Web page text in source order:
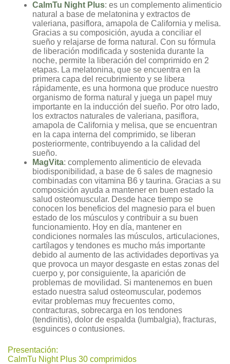
CalmTu Night Plus: es un complemento alimenticio
natural a base de melatonina y extractos de
valeriana, pasiflora, amapola de California y melisa.
Gracias a su composición, ayuda a conciliar el
sueño y relajarse de forma natural. Con su fórmula
de liberación modificada y sostenida durante la
noche, permite la liberación del comprimido en 2
etapas. La melatonina, que se encuentra en la
primera capa del recubrimiento y se libera
rápidamente, es una hormona que produce nuestro
organismo de forma natural y juega un papel muy
importante en la inducción del sueño. Por otro lado,
los extractos naturales de valeriana, pasiflora,
amapola de California y melisa, que se encuentran
en la capa interna del comprimido, se liberan
posteriormente, contribuyendo a la calidad del
sueño.
MagVita: complemento alimenticio de elevada
biodisponibilidad, a base de 6 sales de magnesio
combinadas con vitamina B6 y taurina. Gracias a su
composición ayuda a mantener en buen estado la
salud osteomuscular. Desde hace tiempo se
conocen los beneficios del magnesio para el buen
estado de los músculos y contribuir a su buen
funcionamiento. Hoy en día, mantener en
condiciones normales las músculos, articulaciones,
cartílagos y tendones es mucho más importante
debido al aumento de las actividades deportivas ya
que provoca un mayor desgaste en estas zonas del
cuerpo y, por consiguiente, la aparición de
problemas de movilidad. Si mantenemos en buen
estado nuestra salud osteomuscular, podemos
evitar problemas muy frecuentes como,
contracturas, sobrecarga en los tendones
(tendinitis), dolor de espalda (lumbalgia), fracturas,
esguinces o contusiones.
Presentación:
CalmTu Night Plus 30 comprimidos